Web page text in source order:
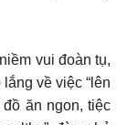
vui đoàn tụ,
về việc “lên
ăn ngon, tiệc